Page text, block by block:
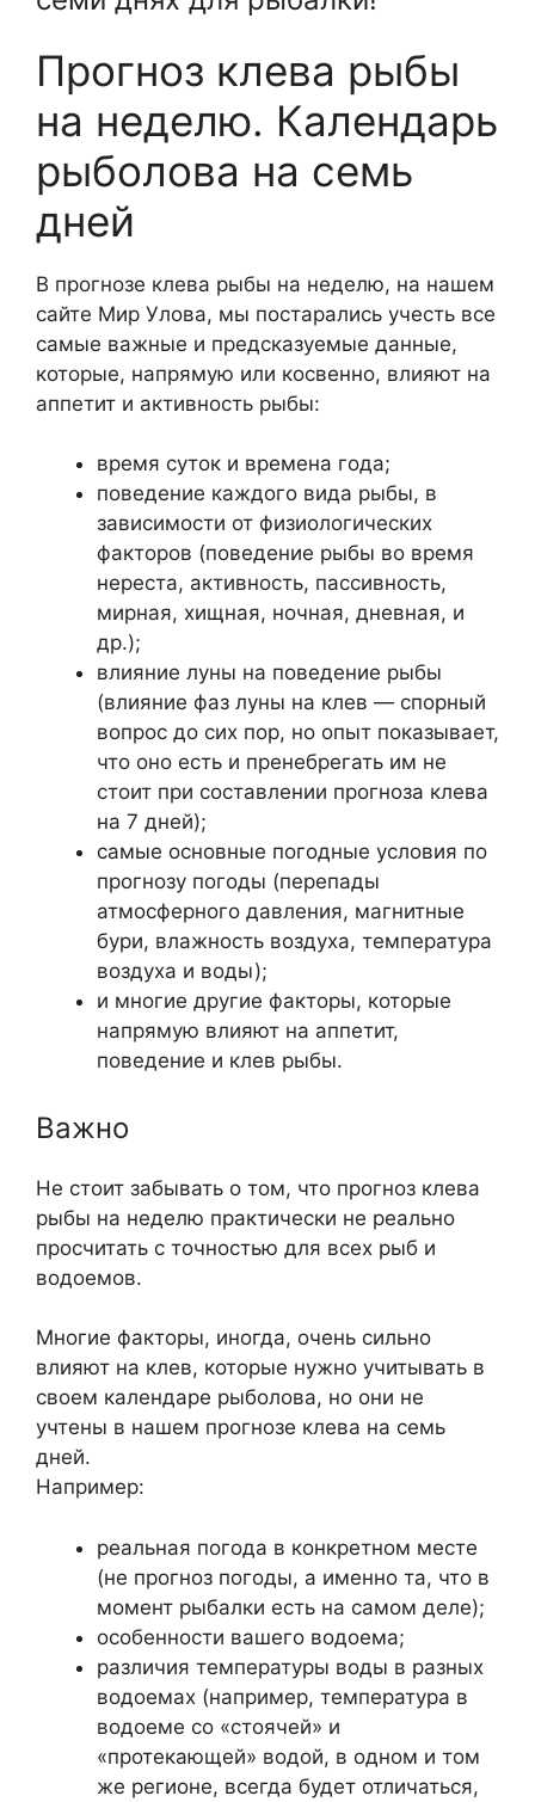
Прогноз клева рыбы
на неделю. Календарь
рыболова на семь
дней
В прогнозе клева рыбы на неделю, на нашем
сайте Мир Улова, мы постарались учесть все
самые важные и предсказуемые данные,
которые, напрямую или косвенно, влияют на
аппетит и активность рыбы:
время суток и времена года;
поведение каждого вида рыбы, в
зависимости от физиологических
факторов (поведение рыбы во время
нереста, активность, пассивность,
мирная, хищная, ночная, дневная, и
др.);
влияние луны на поведение рыбы
(влияние фаз луны на клев — спорный
вопрос до сих пор, но опыт показывает,
что оно есть и пренебрегать им не
стоит при составлении прогноза клева
на 7 дней);
самые основные погодные условия по
прогнозу погоды (перепады
атмосферного давления, магнитные
бури, влажность воздуха, температура
воздуха и воды);
и многие другие факторы, которые
напрямую влияют на аппетит,
поведение и клев рыбы.
Важно
Не стоит забывать о том, что прогноз клева
рыбы на неделю практически не реально
просчитать с точностью для всех рыб и
водоемов.
Многие факторы, иногда, очень сильно
влияют на клев, которые нужно учитывать в
своем календаре рыболова, но они не
учтены в нашем прогнозе клева на семь
дней.
Например:
реальная погода в конкретном месте
(не прогноз погоды, а именно та, что в
момент рыбалки есть на самом деле);
особенности вашего водоема;
различия температуры воды в разных
водоемах (например, температура в
водоеме со «стоячей» и
«протекающей» водой, в одном и том
же регионе, всегда будет отличаться,